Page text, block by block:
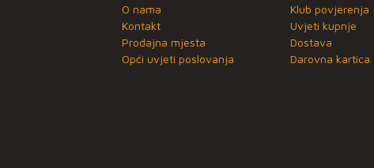
O nama
Kontakt
Prodajna mjesta
Opći uvjeti poslovanja
Klub povjerenja
Uvjeti kupnje
Dostava
Darovna kartica